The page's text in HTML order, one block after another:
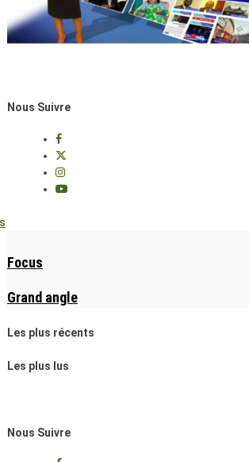
Nous Suivre
Focus
Grand angle
Les plus récents
Les plus lus
Nous Suivre